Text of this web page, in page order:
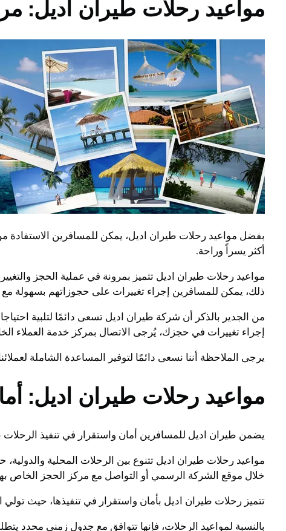
مواعيد رحلات طيران اديل:
بفضل مواعيد رحلات طيران اديل، يمكن للمسافرين الاستفادة
أكثر يسراً وراحة.
مواعيد رحلات طيران اديل تتميز بمرونة في عملية الحجز
ذلك، يمكن للمسافرين إجراء تغييرات على حجوزاتهم بسهولة مع
من الجدير بالذكر أن شركة طيران اديل تسعى دائمًا لتلبية
إجراء تغييرات في حجزك، يُرجى الاتصال بمركز خدمة العملاء
يرجى الملاحظة أننا نسعى دائمًا لتوفير المساعدة الشاملة
مواعيد رحلات طيران اديل:
يضمن طيران اديل للمسافرين أمان واستقرار في تنفيذ الرحلات
مواعيد رحلات طيران اديل تتنوع بين الرحلات المحلية
خلال موقع الشركة الرسمي أو التواصل مع مركز الحجز الخاص
تتميز رحلات طيران اديل بأمان واستقرار في تنفيذها، حيث
بالنسبة لمواعيد الرحلات، فإنها تتوافق مع جدول زمني محدد